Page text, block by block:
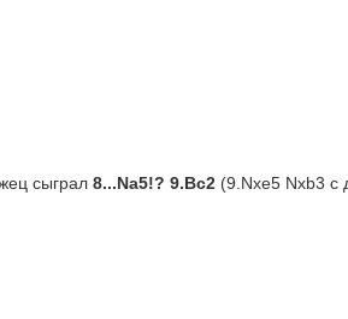
сыграл 8...Na5!? 9.Bc2 (9.Nxe5 Nxb3 с